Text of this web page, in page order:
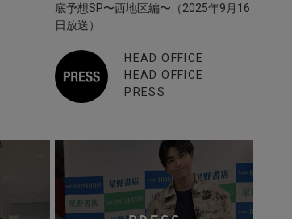
底予想SP〜西地区編〜（2025年9月16
日放送）
HEAD OFFICE
HEAD OFFICE
PRESS